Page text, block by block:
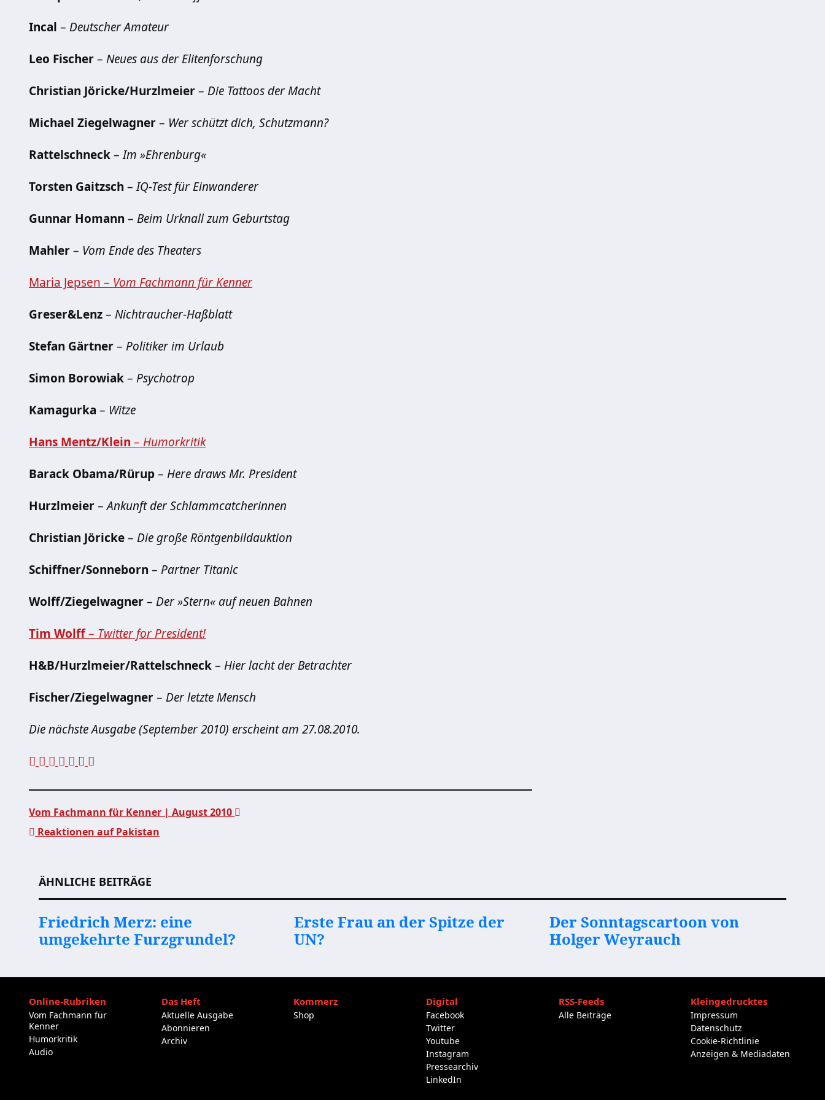
Incal – Deutscher Amateur
Leo Fischer– Neues aus der Elitenforschung
Christian Jöricke/Hurzlmeier– Die Tattoos der Macht
Michael Ziegelwagner– Wer schützt dich, Schutzmann?
Rattelschneck–Im »Ehrenburg«
Torsten Gaitzsch –IQ-Test für Einwanderer
Gunnar Homann – Beim Urknall zum Geburtstag
Mahler– Vom Ende des Theaters
Maria Jepsen – Vom Fachmann für Kenner
Greser&Lenz– Nichtraucher-Haßblatt
Stefan Gärtner– Politiker im Urlaub
Simon Borowiak– Psychotrop
Kamagurka – Witze
Hans Mentz/Klein – Humorkritik
Barack Obama/Rürup– Here draws Mr. President
Hurzlmeier–Ankunft der Schlammcatcherinnen
Christian Jöricke– Die große Röntgenbildauktion
Schiffner/Sonneborn – Partner Titanic
Wolff/Ziegelwagner– Der »Stern« auf neuen Bahnen
Tim Wolff– Twitter for President!
H&B/Hurzlmeier/Rattelschneck– Hier lacht der Betrachter
Fischer/Ziegelwagner– Der letzte Mensch
Die nächste Ausgabe (September 2010) erscheint am 27.08.2010.
Vom Fachmann für Kenner | August 2010
Reaktionen auf Pakistan
ÄHNLICHE BEITRÄGE
Friedrich Merz: eine
umgekehrte Furzgrundel?
Erste Frau an der Spitze der
UN?
Der Sonntagscartoon von
Holger Weyrauch
Online-Rubriken
Vom Fachmann für
Kenner
Humorkritik
Audio
Das Heft
Aktuelle Ausgabe
Abonnieren
Archiv
Kommerz
Shop
Digital
Facebook
Twitter
Youtube
Instagram
Pressearchiv
LinkedIn
RSS-Feeds
Alle Beiträge
Kleingedrucktes
Impressum
Datenschutz
Cookie-Richtlinie
Anzeigen & Mediadaten